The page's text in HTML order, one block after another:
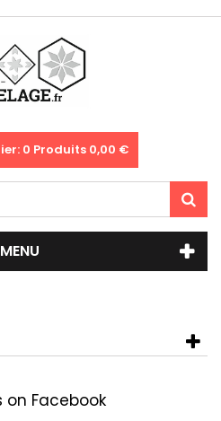
0 Produits 0,00 €
MENU
on Facebook